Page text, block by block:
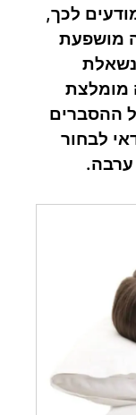
לכך,
מושפעת
מומלצת
ההסברים
לבחור
ערבה.